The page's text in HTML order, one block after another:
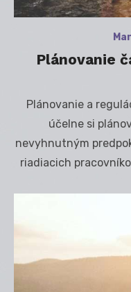
Plánovanie
Plánovanie a
účelne si
nevyhnutným
riadiacich